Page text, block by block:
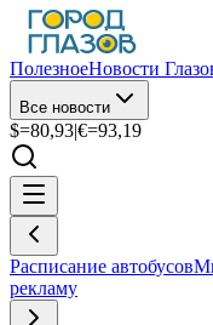
ПолезноеНовости
Все новости
$=80,93|€=93,19
Расписание автобусов
рекламу